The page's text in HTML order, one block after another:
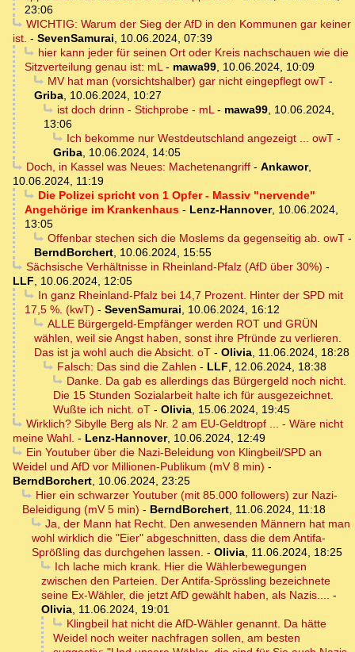
23:06
WICHTIG: Warum der Sieg der AfD in den Kommunen gar keiner
ist. - SevenSamurai, 10.06.2024, 07:39
hier kann jeder für seinen Ort oder Kreis nachschauen wie die
Sitzverteilung genau ist: mL- mawa99, 10.06.2024, 10:09
MV hat man (vorsichtshalber) gar nicht eingepflegt owT-
Griba, 10.06.2024, 10:27
ist doch drinn - Stichprobe - mL- mawa99, 10.06.2024,
13:06
Ich bekomme nur Westdeutschland angezeigt ... owT-
Griba, 10.06.2024, 14:05
Doch, in Kassel was Neues: Machetenangriff- Ankawor,
10.06.2024, 11:19
Die Polizei spricht von 1 Opfer - Massiv "nervende"
Angehörige im Krankenhaus - Lenz-Hannover, 10.06.2024,
13:05
Offenbar stechen sich die Moslems da gegenseitig ab. owT-
BerndBorchert, 10.06.2024, 15:55
Sächsische Verhältnisse in Rheinland-Pfalz (AfD über 30%) -
LLF, 10.06.2024, 12:05
In ganz Rheinland-Pfalz bei 14,7 Prozent. Hinter der SPD mit
17,5 %. (kwT) - SevenSamurai, 10.06.2024, 16:12
ALLE Bürgergeld-Empfänger werden ROT und GRÜN
wählen, weil sie Angst haben, sonst ihre Pfründe zu verlieren.
Das ist ja wohl auch die Absicht. oT - Olivia, 11.06.2024, 18:28
Falsch: Das sind die Zahlen - LLF, 12.06.2024, 18:38
Danke. Da gab es allerdings das Bürgergeld noch nicht.
Die 15 Stunden Sozialarbeit halte ich für ausgezeichnet.
Wußte ich nicht. oT - Olivia, 15.06.2024, 19:45
Wirklich? Sibylle Berg als Nr. 2 am EU-Geldtropf ... - Wäre nicht
meine Wahl. - Lenz-Hannover, 10.06.2024, 12:49
Ein Youtuber über die Nazi-Beleidung von Klingbeil/SPD an
Weidel und AfD vor Millionen-Publikum (mV 8 min) -
BerndBorchert, 10.06.2024, 23:25
Hier ein schwarzer Youtuber (mit 85.000 followers) zur Nazi-
Beleidigung (mV 5 min) - BerndBorchert, 11.06.2024, 11:18
Ja, der Mann hat Recht. Den anwesenden Männern hat man
wohl wirklich die "Eier" abgeschnitten, dass die dem Antifa-
Sprößling das durchgehen lassen. - Olivia, 11.06.2024, 18:25
Ich lache mich krank. Hier die Wählerbewegungen
zwischen den Parteien. Der Antifa-Sprössling bezeichnete
seine Ex-Wähler, die jetzt AfD gewählt haben, als Nazis.... -
Olivia, 11.06.2024, 19:01
Klingbeil hat nicht die AfD-Wähler genannt. Da hätte
Weidel noch weiter nachfragen sollen, am besten